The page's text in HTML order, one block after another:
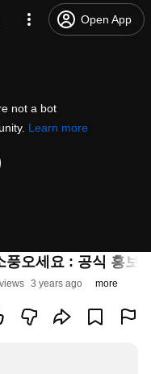
Open App
not a bot
Learn more
풍오세요 : 공식 홍보
3 years ago more